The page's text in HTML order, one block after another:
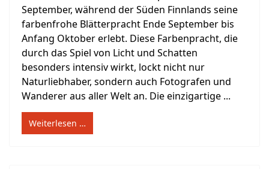
September, während der Süden Finnlands seine
farbenfrohe Blätterpracht Ende September bis
Anfang Oktober erlebt. Diese Farbenpracht, die
durch das Spiel von Licht und Schatten
besonders intensiv wirkt, lockt nicht nur
Naturliebhaber, sondern auch Fotografen und
Wanderer aus aller Welt an. Die einzigartige ...
Weiterlesen …